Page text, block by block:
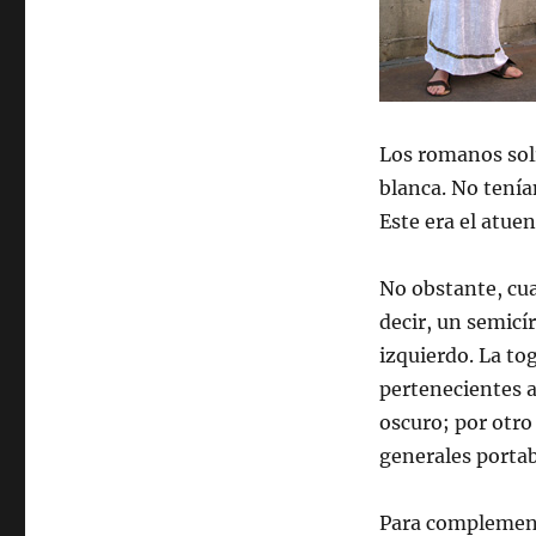
Los romanos
blanca. No
Este era el
No obstante,
decir, un
izquierdo. La
pertenecientes
oscuro; por otro
generales
Para